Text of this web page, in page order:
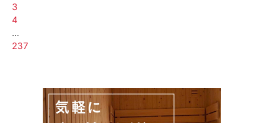
3
4
…
237